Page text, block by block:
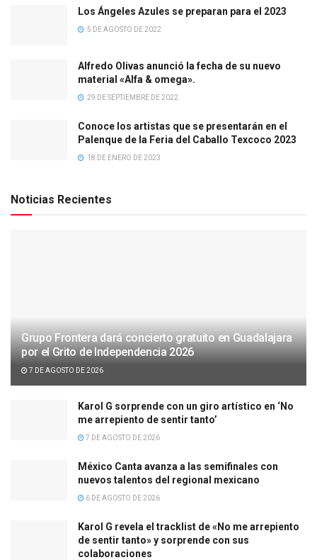
Los Ángeles Azules se preparan para el 2023
5 DE AGOSTO DE 2022
Alfredo Olivas anunció la fecha de su nuevo
material «Alfa & omega».
29 DE SEPTIEMBRE DE 2022
Conoce los artistas que se presentarán en el
Palenque de la Feria del Caballo Texcoco 2023
18 DE ENERO DE 2023
Noticias Recientes
Grupo Frontera dará concierto gratuito en Guadalajara
por el Grito de Independencia 2026
7 DE AGOSTO DE 2026
Karol G sorprende con un giro artístico en ‘No
me arrepiento de sentir tanto’
7 DE AGOSTO DE 2026
México Canta avanza a las semifinales con
nuevos talentos del regional mexicano
6 DE AGOSTO DE 2026
Karol G revela el tracklist de «No me arrepiento
de sentir tanto» y sorprende con sus
colaboraciones